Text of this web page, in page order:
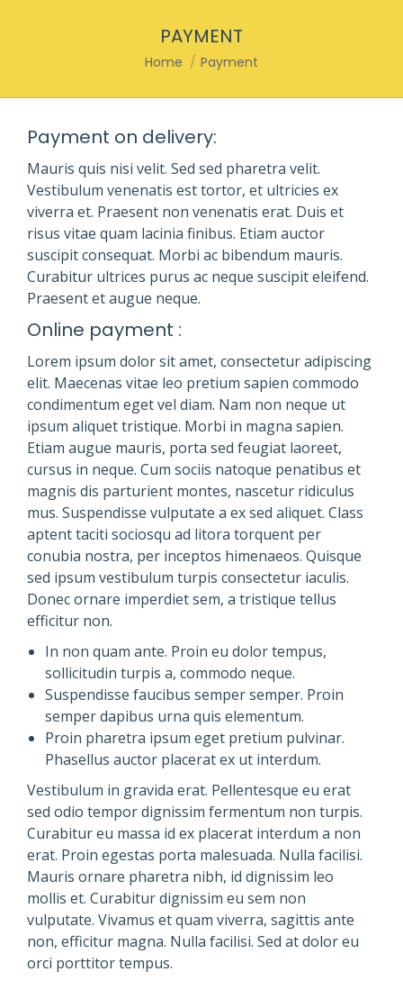
PAYMENT
You are here:
Home Payment
Payment on delivery:
Mauris quis nisi velit. Sed sed pharetra velit.
Vestibulum venenatis est tortor, et ultricies ex
viverra et. Praesent non venenatis erat. Duis et
risus vitae quam lacinia finibus. Etiam auctor
suscipit consequat. Morbi ac bibendum mauris.
Curabitur ultrices purus ac neque suscipit eleifend.
Praesent et augue neque.
Online payment :
Lorem ipsum dolor sit amet, consectetur adipiscing
elit. Maecenas vitae leo pretium sapien commodo
condimentum eget vel diam. Nam non neque ut
ipsum aliquet tristique. Morbi in magna sapien.
Etiam augue mauris, porta sed feugiat laoreet,
cursus in neque. Cum sociis natoque penatibus et
magnis dis parturient montes, nascetur ridiculus
mus. Suspendisse vulputate a ex sed aliquet. Class
aptent taciti sociosqu ad litora torquent per
conubia nostra, per inceptos himenaeos. Quisque
sed ipsum vestibulum turpis consectetur iaculis.
Donec ornare imperdiet sem, a tristique tellus
efficitur non.
In non quam ante. Proin eu dolor tempus,
sollicitudin turpis a, commodo neque.
Suspendisse faucibus semper semper. Proin
semper dapibus urna quis elementum.
Proin pharetra ipsum eget pretium pulvinar.
Phasellus auctor placerat ex ut interdum.
Vestibulum in gravida erat. Pellentesque eu erat
sed odio tempor dignissim fermentum non turpis.
Curabitur eu massa id ex placerat interdum a non
erat. Proin egestas porta malesuada. Nulla facilisi.
Mauris ornare pharetra nibh, id dignissim leo
mollis et. Curabitur dignissim eu sem non
vulputate. Vivamus et quam viverra, sagittis ante
non, efficitur magna. Nulla facilisi. Sed at dolor eu
orci porttitor tempus.